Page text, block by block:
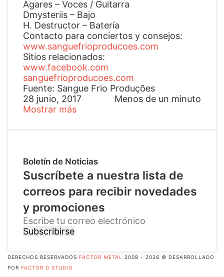
Agares – Voces / Guitarra
Dmysteriis – Bajo
H. Destructor – Batería
Contacto para conciertos y consejos:
www.sanguefrioproducoes.com
Sitios relacionados:
www.facebook.com
sanguefrioproducoes.com
Fuente: Sangue Frio Produções
28 junio, 2017
Menos de un minuto
Mostrar más
Boletín de Noticias
Suscríbete a nuestra lista de
correos para recibir novedades
y promociones
E
s
r
DERECHOS RESERVADOS FACTOR METAL
2008 - 2026 © DESARROLLADO
POR FACTOR D STUDIO